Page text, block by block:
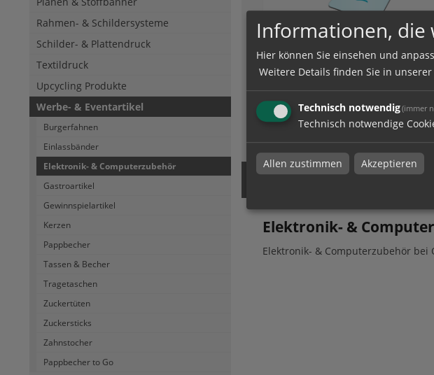
Rahmen- & Schildersysteme
Schilder- & Plattendruck
Textildruck
Upcycling Produkte
Werbe- & Eventartikel
Burgerfahnen
Einlassbänder
Elektronik- & Computerzubehör
Gastroartikel
Gewinnspielartikel
Kerzen
Pappbecher
Tassen & Becher
Tragetaschen
Zuckertüten
Zuckersticks
Zahnstocher
Pappbecher to Go
Mousepads
zum Artikel
Elektronik- &
Elektronik- & Computerzubehör bei
Informationen, die
Hier können Sie einsehen und
Weitere Details finden Sie in unserer
Technisch notwendig(immer
Technisch notwendige
Allen zustimmen Akzeptieren